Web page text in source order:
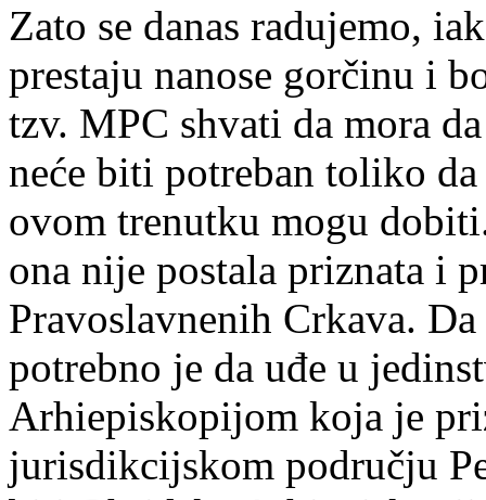
Zato se danas radujemo,
prestaju nanose gorčinu i
tzv. MPC shvati da mora
neće biti potreban toliko
ovom trenutku mogu
ona nije postala priznata i
Pravoslavnenih Crkava.
potrebno je da uđe u
Arhiepiskopijom koja je
jurisdikcijskom području